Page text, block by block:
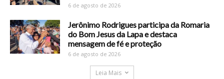
6 de agosto de 2026
Jerônimo Rodrigues participa da Romaria
do Bom Jesus da Lapa e destaca
mensagem de fé e proteção
6 de agosto de 2026
Leia Mais